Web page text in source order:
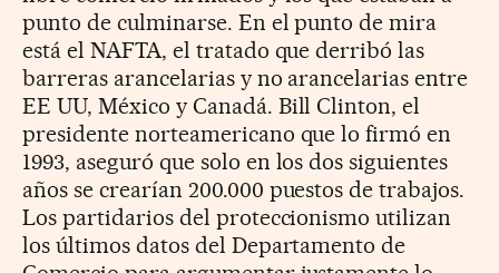
punto de culminarse. En el punto de mira
está el NAFTA, el tratado que derribó las
barreras arancelarias y no arancelarias entre
EE UU, México y Canadá. Bill Clinton, el
presidente norteamericano que lo firmó en
1993, aseguró que solo en los dos siguientes
años se crearían 200.000 puestos de trabajos.
Los partidarios del proteccionismo utilizan
los últimos datos del Departamento de